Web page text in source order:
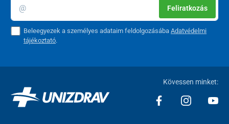
Feliratkozás
Beleegyezek a személyes adataim feldolgozásábaAdatvédelmi
tájékoztató.
Kövessen minket: